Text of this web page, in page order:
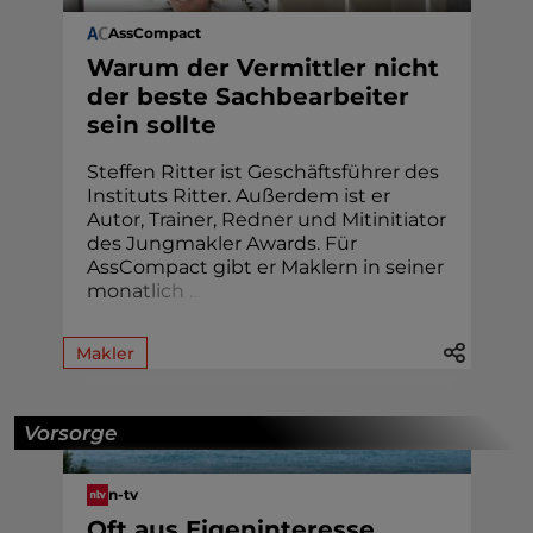
AssCompact
Warum der Vermittler nicht
der beste Sachbearbeiter
sein sollte
Steffen Ritter ist Geschäftsführer des
Instituts Ritter. Außerdem ist er
Autor, Trainer, Redner und Mitinitiator
des Jungmakler Awards. Für
AssCompact gibt er Maklern in seiner
monatlich
Makler
Vorsorge
n-tv